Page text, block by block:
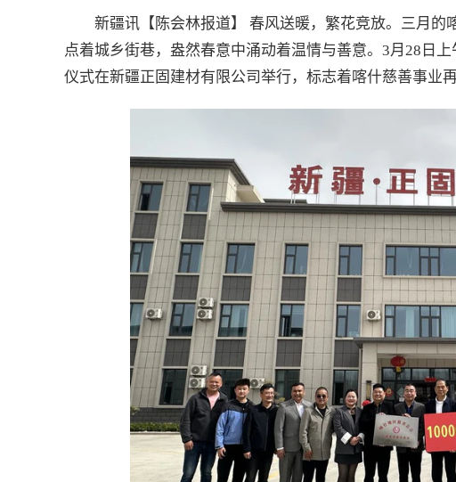
新疆讯【陈会林报道】 春风送暖，繁花竞放。三月
点着城乡街巷，盎然春意中涌动着温情与善意。3月28日
仪式在新疆正固建材有限公司举行，标志着喀什慈善事业